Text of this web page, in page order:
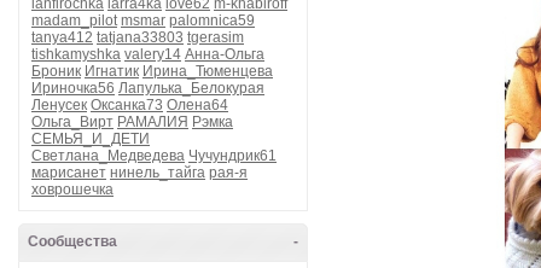
lanfirochka larra4ka love62 m-khabiroff
madam_pilot msmar palomnica59
tanya412 tatjana33803 tgerasim
tishkamyshka valery14 Анна-Ольга
Броник Игнатик Ирина_Тюменцева
Ириночка56 Лапулька_Белокурая
Ленусек Оксанка73 Олена64
Ольга_Вирт РАМАЛИЯ Рэмка
СЕМЬЯ_И_ДЕТИ
Светлана_Медведева Чучундрик61
марисанет нинель_тайга рая-я
ховрошечка
-
Сообщества